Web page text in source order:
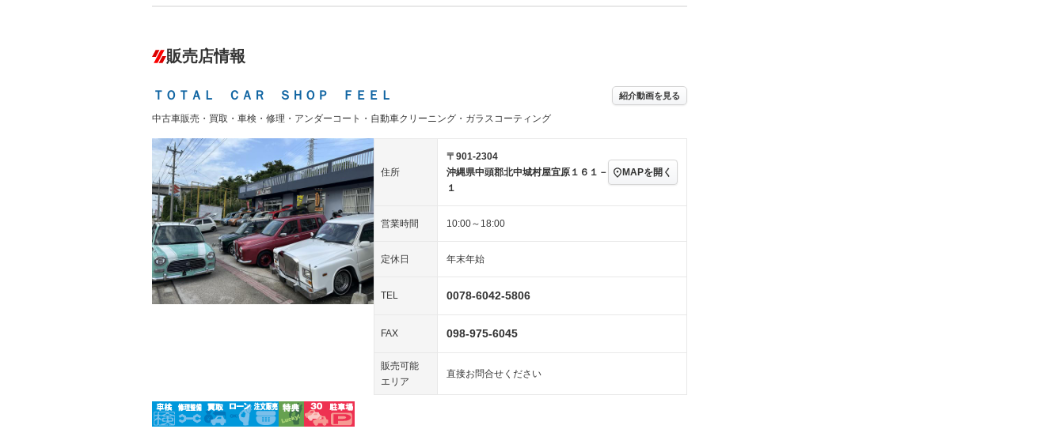
－ ダウンヒルアシストコントロール
Bluetooth接続 100V電源 センターデフロック
装備略号／用語解説
オーディオ：CDまたはCDチェンジャー
－
ー
－ 革シート キーレス
－ LEDヘッドランプ － HID(キセノンライト) － ポータブルナビ
ETC エアロ スマートキー
－ ランフラットタイヤ － パワーシート 3列シート － ベンチシート
－ フルフラットシート － チップアップシート
－ シートヒーター － ウォークスルー
－ フロントカメラ － シートエアコン 全周囲カメラ
－ ルーフレール － エアサスペンション
販売店情報
ＴＯＴＡＬ ＣＡＲ ＳＨＯＰ ＦＥＥＬ 紹介動画を見る
中古車販売・買取・車検・修理・アンダーコート・自動車クリーニング・ガラスコーティング
住所
〒901-2304
沖縄県中頭郡北中城村屋宜原１６１－
１
MAPを開く
営業時間 10:00～18:00
定休日 年末年始
TEL 0078-6042-5806
FAX 098-975-6045
販売可能
エリア
直接お問合せください